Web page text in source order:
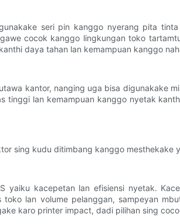
seri pin kanggo nyerang pita
cocok kanggo lingkungan toko
daya tahan lan kemampuan kanggo
kantor, nanging uga bisa digunakake
tinggi lan kemampuan kanggo nyetak
sing kudu ditimbang kanggo
yaiku kacepetan lan efisiensi nyetak.
lan volume pelanggan, sampeyan
karo printer impact, dadi pilihan sing